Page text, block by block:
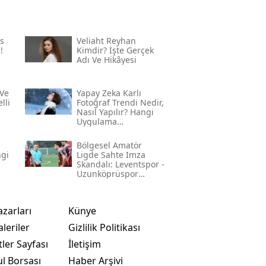
Veliaht Reyhan
Kimdir? İşte Gerçek
Adı Ve Hikâyesi
Yapay Zeka Karlı
Fotoğraf Trendi Nedir,
Nasıl Yapılır? Hangi
Uygulama
Adım Adım Rehber
Bölgesel Amatör
Ligde Sahte Imza
Skandalı: Leventspor -
Uzunköprüspor
Sayfası
Borsası
Künye
Gizlilik Politikası
İletişim
Haber Arşivi